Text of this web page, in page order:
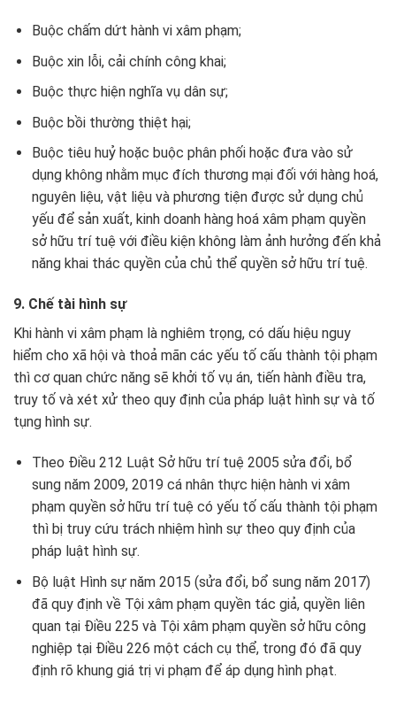
Buộc chấm dứt hành vi xâm phạm;
Buộc xin lỗi, cải chính công khai;
Buộc thực hiện nghĩa vụ dân sự;
Buộc bồi thường thiệt hại;
Buộc tiêu huỷ hoặc buộc phân phối hoặc đưa vào sử
dụng không nhằm mục đích thương mại đối với hàng hoá,
nguyên liệu, vật liệu và phương tiện được sử dụng chủ
yếu để sản xuất, kinh doanh hàng hoá xâm phạm quyền
sở hữu trí tuệ với điều kiện không làm ảnh hưởng đến khả
năng khai thác quyền của chủ thể quyền sở hữu trí tuệ.
9. Chế tài hình sự
Khi hành vi xâm phạm là nghiêm trọng, có dấu hiệu nguy
hiểm cho xã hội và thoả mãn các yếu tố cấu thành tội phạm
thì cơ quan chức năng sẽ khởi tố vụ án, tiến hành điều tra,
truy tố và xét xử theo quy định của pháp luật hình sự và tố
tụng hình sự.
Theo Điều 212 Luật Sở hữu trí tuệ 2005 sửa đổi, bổ
sung năm 2009, 2019 cá nhân thực hiện hành vi xâm
phạm quyền sở hữu trí tuệ có yếu tố cấu thành tội phạm
thì bị truy cứu trách nhiệm hình sự theo quy định của
pháp luật hình sự.
Bộ luật Hình sự năm 2015 (sửa đổi, bổ sung năm 2017)
đã quy định về Tội xâm phạm quyền tác giả, quyền liên
quan tại Điều 225 và Tội xâm phạm quyền sở hữu công
nghiệp tại Điều 226 một cách cụ thể, trong đó đã quy
định rõ khung giá trị vi phạm để áp dụng hình phạt.